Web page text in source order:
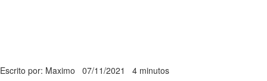
Escrito por: Maximo 07/11/2021 4 minutos